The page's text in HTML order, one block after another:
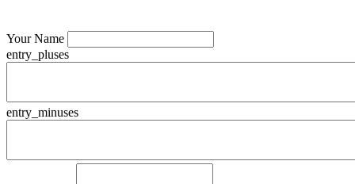
Your Name
entry_pluses
entry_minuses